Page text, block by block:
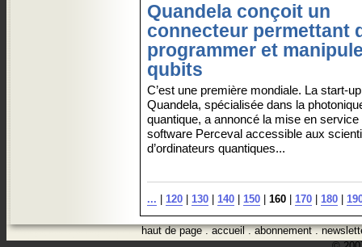
Quandela conçoit un
connecteur permettant
programmer et
qubits
C’est une première mondiale. La start-
Quandela, spécialisée dans la
quantique, a annoncé la mise en
software Perceval accessible aux
d’ordinateurs quantiques...
... | 120 | 130 | 140 | 150 | 160 | 170 | 180 |
haut de page.accueil.abonnement.